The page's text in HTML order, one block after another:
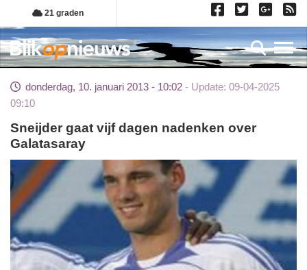
Overslaan
en
naar
de
gaan
21 graden
donderdag, 10. januari 2013 - 10:02
Update: 09-04-2025
09:10
Sneijder gaat vijf dagen nadenken over
Galatasaray